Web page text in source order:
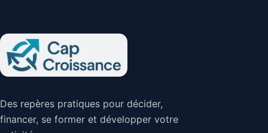
Des repères pratiques pour décider,
financer, se former et développer votre